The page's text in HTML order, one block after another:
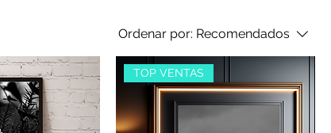
Ordenar por: Recomendados
TOP VENTAS